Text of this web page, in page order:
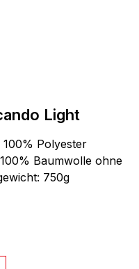
Light
Polyester
Baumwolle ohne
750g